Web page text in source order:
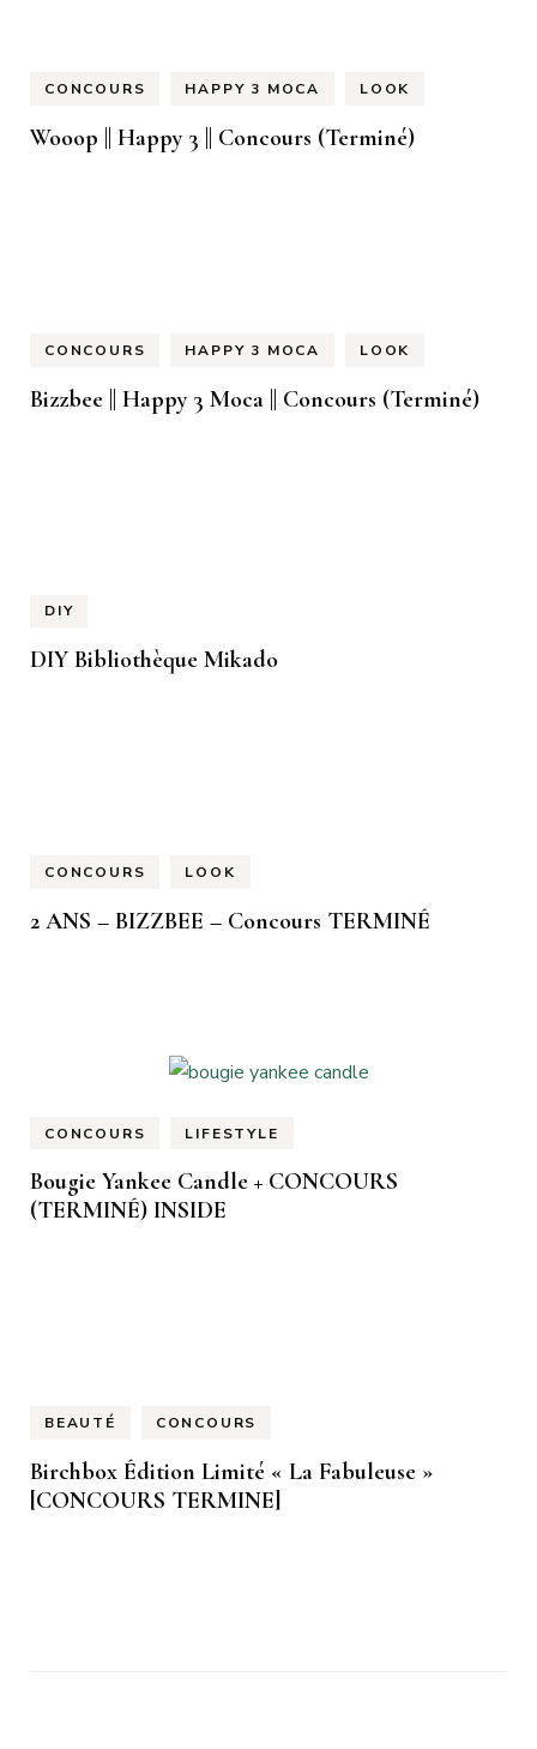
CONCOURS HAPPY 3 MOCA LOOK
Wooop || Happy 3 || Concours (Terminé)
CONCOURS HAPPY 3 MOCA LOOK
Bizzbee || Happy 3 Moca || Concours (Terminé)
DIY
DIY Bibliothèque Mikado
CONCOURS LOOK
2 ANS – BIZZBEE – Concours TERMINÉ
CONCOURS LIFESTYLE
Bougie Yankee Candle + CONCOURS
(TERMINÉ) INSIDE
BEAUTÉ CONCOURS
Birchbox Édition Limité « La Fabuleuse »
[CONCOURS TERMINE]